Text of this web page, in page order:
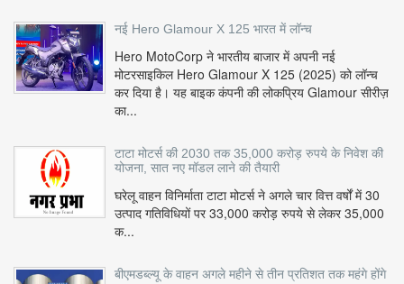
नई Hero Glamour X 125 भारत में लॉन्च
Hero MotoCorp ने भारतीय बाजार में अपनी नई
मोटरसाइकिल Hero Glamour X 125 (2025) को लॉन्च
कर दिया है। यह बाइक कंपनी की लोकप्रिय Glamour सीरीज़
का...
टाटा मोटर्स की 2030 तक 35,000 करोड़ रुपये के निवेश की
योजना, सात नए मॉडल लाने की तैयारी
घरेलू वाहन विनिर्माता टाटा मोटर्स ने अगले चार वित्त वर्षों में 30
उत्पाद गतिविधियों पर 33,000 करोड़ रुपये से लेकर 35,000
क...
बीएमडब्ल्यू के वाहन अगले महीने से तीन प्रतिशत तक महंगे होंगे